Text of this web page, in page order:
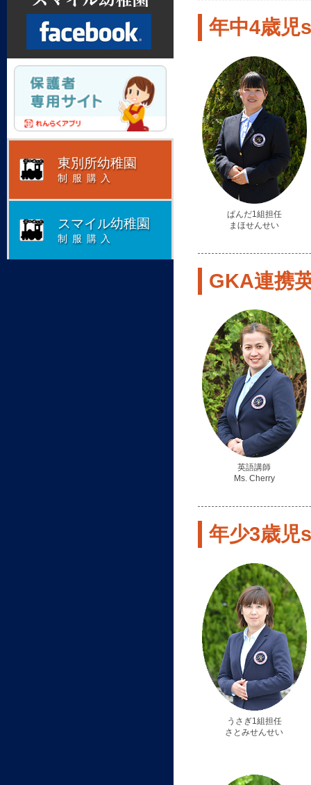
年中4歳児
ぱんだ1組担任
まほせんせい
GKA連携
英語講師
Ms. Cherry
年少3歳児
うさぎ1組担任
さとみせんせい
Facebook
Facebook
東別所幼稚園
制服購入
スマイル幼稚園
制服購入